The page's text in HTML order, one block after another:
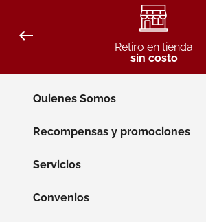
Retiro en tienda
sin costo
Quienes Somos
Recompensas y promociones
Servicios
Convenios